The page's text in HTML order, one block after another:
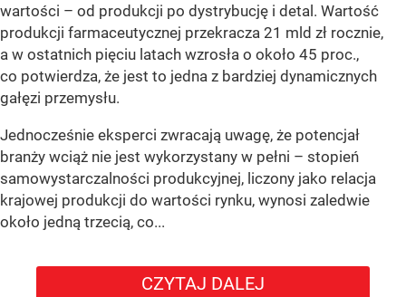
wartości – od produkcji po dystrybucję i detal. Wartość
produkcji farmaceutycznej przekracza 21 mld zł rocznie,
a w ostatnich pięciu latach wzrosła o około 45 proc.,
co potwierdza, że jest to jedna z bardziej dynamicznych
gałęzi przemysłu.
Jednocześnie eksperci zwracają uwagę, że potencjał
branży wciąż nie jest wykorzystany w pełni – stopień
samowystarczalności produkcyjnej, liczony jako relacja
krajowej produkcji do wartości rynku, wynosi zaledwie
około jedną trzecią, co...
CZYTAJ DALEJ